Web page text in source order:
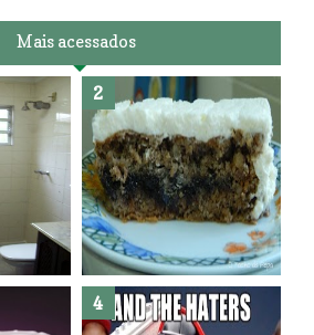
Mais acessados